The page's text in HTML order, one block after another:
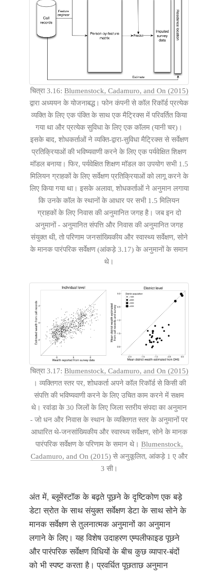
चित्रा 3.16: Blumenstock, Cadamuro, and On (2015)
द्वारा अध्ययन के योजनाबद्ध। फोन कंपनी से कॉल रिकॉर्ड प्रत्येक
व्यक्ति के लिए एक पंक्ति के साथ एक मैट्रिक्स में परिवर्तित किया
गया था और प्रत्येक सुविधा के लिए एक कॉलम (यानी चर)।
इसके बाद, शोधकर्ताओं ने व्यक्ति-द्वारा-सुविधा मैट्रिक्स से सर्वेक्षण
प्रतिक्रियाओं की भविष्यवाणी करने के लिए एक पर्यवेक्षित शिक्षण
मॉडल बनाया। फिर, पर्यवेक्षित शिक्षण मॉडल का उपयोग सभी 1.5
मिलियन ग्राहकों के लिए सर्वेक्षण प्रतिक्रियाओं को लागू करने के
लिए किया गया था। इसके अलावा, शोधकर्ताओं ने अनुमान लगाया
कि उनके कॉल के स्थानों के आधार पर सभी 1.5 मिलियन
ग्राहकों के लिए निवास की अनुमानित जगह है। जब इन दो
अनुमानों - अनुमानित संपत्ति और निवास की अनुमानित जगह
संयुक्त थी, तो परिणाम जनसांख्यिकीय और स्वास्थ्य सर्वेक्षण, सोने
के मानक पारंपरिक सर्वेक्षण (आंकड़े 3.17) के अनुमानों के समान
थे।
चित्रा 3.17: Blumenstock, Cadamuro, and On (2015)
। व्यक्तिगत स्तर पर, शोधकर्ता अपने कॉल रिकॉर्ड से किसी की
संपत्ति की भविष्यवाणी करने के लिए उचित काम करने में सक्षम
थे। रवांडा के 30 जिलों के लिए जिला स्तरीय संपदा का अनुमान
- जो धन और निवास के स्थान के व्यक्तिगत स्तर के अनुमानों पर
आधारित थे-जनसांख्यिकीय और स्वास्थ्य सर्वेक्षण, सोने के मानक
पारंपरिक सर्वेक्षण के परिणाम के समान थे। Blumenstock,
Cadamuro, and On (2015)से अनुकूलित, आंकड़े 1 ए और
3 सी।
अंत में, ब्लूमेंस्टॉक के बढ़ते पूछने के दृष्टिकोण एक बड़े
डेटा स्रोत के साथ संयुक्त सर्वेक्षण डेटा के साथ सोने के
मानक सर्वेक्षण से तुलनात्मक अनुमानों का अनुमान
लगाने के लिए। यह विशेष उदाहरण एम्पलीफाइड पूछने
और पारंपरिक सर्वेक्षण विधियों के बीच कुछ व्यापार-बंदों
को भी स्पष्ट करता है। प्रवर्धित पूछताछ अनुमान